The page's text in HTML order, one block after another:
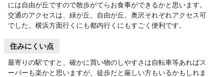
には自由が丘ですので散歩がてらお食事ができるかと思います。
交通のアクセスは、緑が丘、自由が丘、奥沢それぞれアクセス可
でした。横浜方面行くにも都内行くにもすごく便利です。
住みにくい点
最寄りの駅ですと、確かに買い物のしやすさは自転車等あればス
ーパーも楽かと思いますが、徒歩だと厳しい方もいるかもしれま